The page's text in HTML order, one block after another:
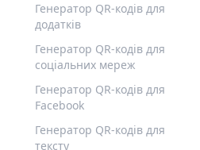
Генератор QR-кодів для
додатків
Генератор QR-кодів для
соціальних мереж
Генератор QR-кодів для
Facebook
Генератор QR-кодів для
тексту